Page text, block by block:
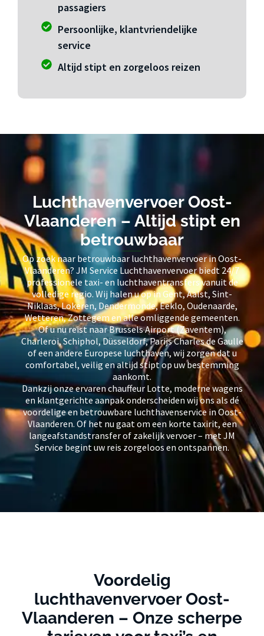
passagiers
Persoonlijke, klantvriendelijke
service
Altijd stipt en zorgeloos reizen
Luchthavenvervoer Oost-
Vlaanderen – Altijd stipt en
betrouwbaar
Op zoek naar betrouwbaar luchthavenvervoer in Oost-
Vlaanderen? JM Service Luchthavenvervoer biedt 24/7
professionele taxi- en luchthaventransfers vanuit de
volledige regio. Wij halen u op in Gent, Aalst, Sint-
Niklaas, Lokeren, Dendermonde, Eeklo, Oudenaarde,
Wetteren, Zottegem en alle omliggende gemeenten.
Of u nu reist naar Brussels Airport (Zaventem),
Charleroi, Schiphol, Düsseldorf, Parijs Charles de Gaulle
of een andere Europese luchthaven, wij zorgen dat u
comfortabel, veilig en altijd stipt op uw bestemming
aankomt.
Dankzij onze ervaren chauffeur Lotte, moderne wagens
en klantgerichte aanpak onderscheiden wij ons als dé
voordelige en betrouwbare luchthavenservice in Oost-
Vlaanderen. Of het nu gaat om een korte taxirit, een
langeafstandstransfer of zakelijk vervoer – met JM
Service begint uw reis zorgeloos en ontspannen.
Voordelig
luchthavenvervoer Oost-
Vlaanderen – Onze scherpe